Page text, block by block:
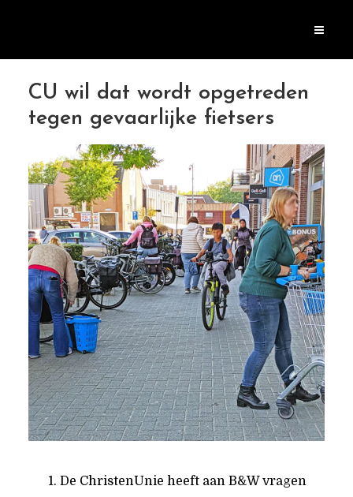
CU wil dat wordt opgetreden
tegen gevaarlijke fietsers
De ChristenUnie heeft aan B&W vragen